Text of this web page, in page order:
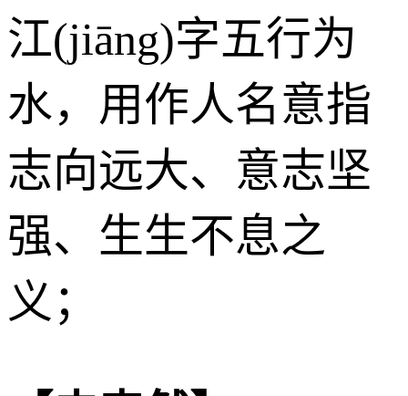
江(jiāng)字五行为
水，用作人名意指
志向远大、意志坚
强、生生不息之
义；